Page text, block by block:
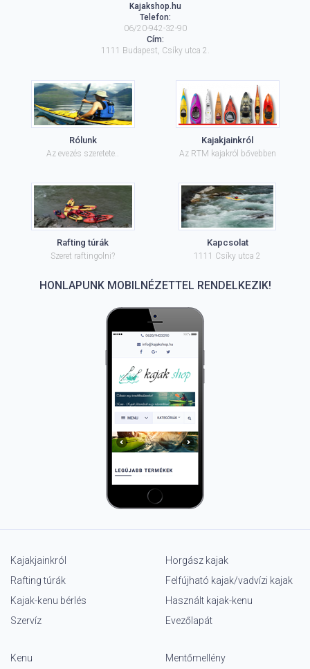
Kajakshop.hu
Telefon:
06/20-942-32-90
Cím:
1111 Budapest, Csíky utca 2.
Rólunk
Az evezés szeretete..
Kajakjainkról
Az RTM kajakról bővebben
Rafting túrák
Szeret raftingolni?
Kapcsolat
1111 Csíky utca 2
HONLAPUNK MOBILNÉZETTEL RENDELKEZIK!
Kajakjainkról
Rafting túrák
Kajak-kenu bérlés
Szervíz
Horgász kajak
Felfújható kajak/vadvízi kajak
Használt kajak-kenu
Evezőlapát
Kenu
Mentőmellény